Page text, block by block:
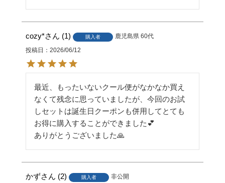
cozy* 1 購入者 鹿児島県 60代
投稿日
2026/06/12
最近、もったいないクール便がなかなか買え
なくて残念に思っていましたが、今回のお試
しセットは誕生日クーポンも併用してとても
お得に購入することができました💕
ありがとうございました🙏
かず 2 購入者
非公開